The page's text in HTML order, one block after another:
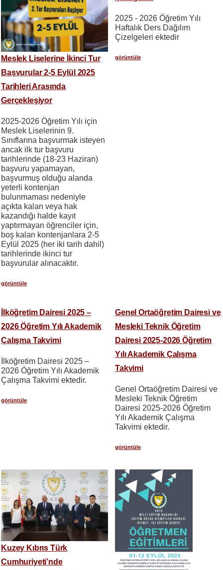
Meslek Liselerine İkinci Tur
Başvurular 2-5 Eylül 2025
Tarihleri Arasında
Gerçekleşiyor
2025-2026 Öğretim Yılı için
Meslek Liselerinin 9.
Sınıflarına başvurmak isteyen
ancak ilk tur başvuru
tarihlerinde (18-23 Haziran)
başvuru yapamayan,
başvurmuş olduğu alanda
yeterli kontenjan
bulunmaması nedeniyle
açıkta kalan veya hak
kazandığı halde kayıt
yaptırmayan öğrenciler için,
boş kalan kontenjanlara 2-5
Eylül 2025 (her iki tarih dahil)
tarihlerinde ikinci tur
başvurular alınacaktır.
görüntüle
2025 - 2026 Öğretim Yılı
Haftalık Ders Dağılım
Çizelgeleri ektedir
görüntüle
İlköğretim Dairesi 2025 –
2026 Öğretim Yılı Akademik
Çalışma Takvimi
İlköğretim Dairesi 2025 –
2026 Öğretim Yılı Akademik
Çalışma Takvimi ektedir.
görüntüle
Genel Ortaöğretim Dairesi ve
Mesleki Teknik Öğretim
Dairesi 2025-2026 Öğretim
Yılı Akademik Çalışma
Takvimi
Genel Ortaöğretim Dairesi ve
Mesleki Teknik Öğretim
Dairesi 2025-2026 Öğretim
Yılı Akademik Çalışma
Takvimi ektedir.
görüntüle
Kuzey Kıbrıs Türk
Cumhuriyeti’nde